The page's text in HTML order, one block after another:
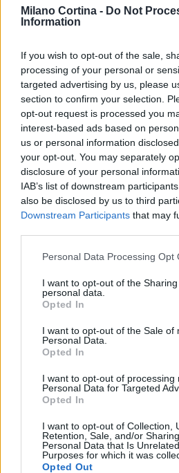
Milano Cortina - Do Not
Information
If you wish to opt-out of the sale,
processing of your personal or
targeted advertising by us, please
section to confirm your selection.
opt-out request is processed you
interest-based ads based on
us or personal information
your opt-out. You may separately
disclosure of your personal
IAB’s list of downstream
also be disclosed by us to third
Downstream Participants that may
Please note that this website/app
not limited to your visit or usage
grant or deny consent to Google
use your data for below specified
consent section.
Personal Data Processing Opt
I want to opt-out of the
personal data.
Opted In
I want to opt-out of the Sale of
Personal Data.
Opted In
I want to opt-out of processing
Personal Data for Targeted
Opted In
I want to opt-out of Collection,
Retention, Sale, and/or
Personal Data that Is
Purposes for which it was
Opted Out
Continua a leggere
NEWS
Come scegliere le scarpe da
Marco Tessari · 8 Ago 2026